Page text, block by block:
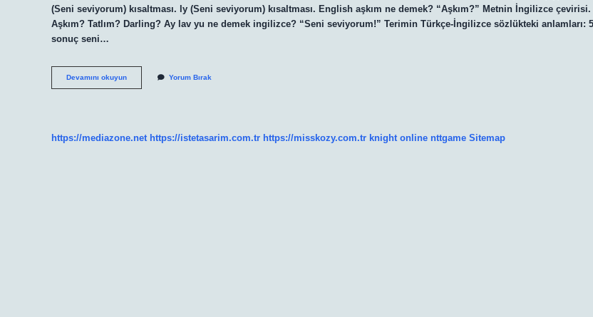
(Seni seviyorum) kısaltması. ly (Seni seviyorum) kısaltması. English aşkım ne demek? “Aşkım?” Metnin İngilizce çevirisi.
Aşkım? Tatlım? Darling? Ay lav yu ne demek ingilizce? “Seni seviyorum!” Terimin Türkçe-İngilizce sözlükteki anlamları: 5
sonuç seni…
Devamını okuyunAmerikada
Seni
Yorum Bırak
https://mediazone.net https://istetasarim.com.tr https://misskozy.com.tr knight online nttgame Sitemap